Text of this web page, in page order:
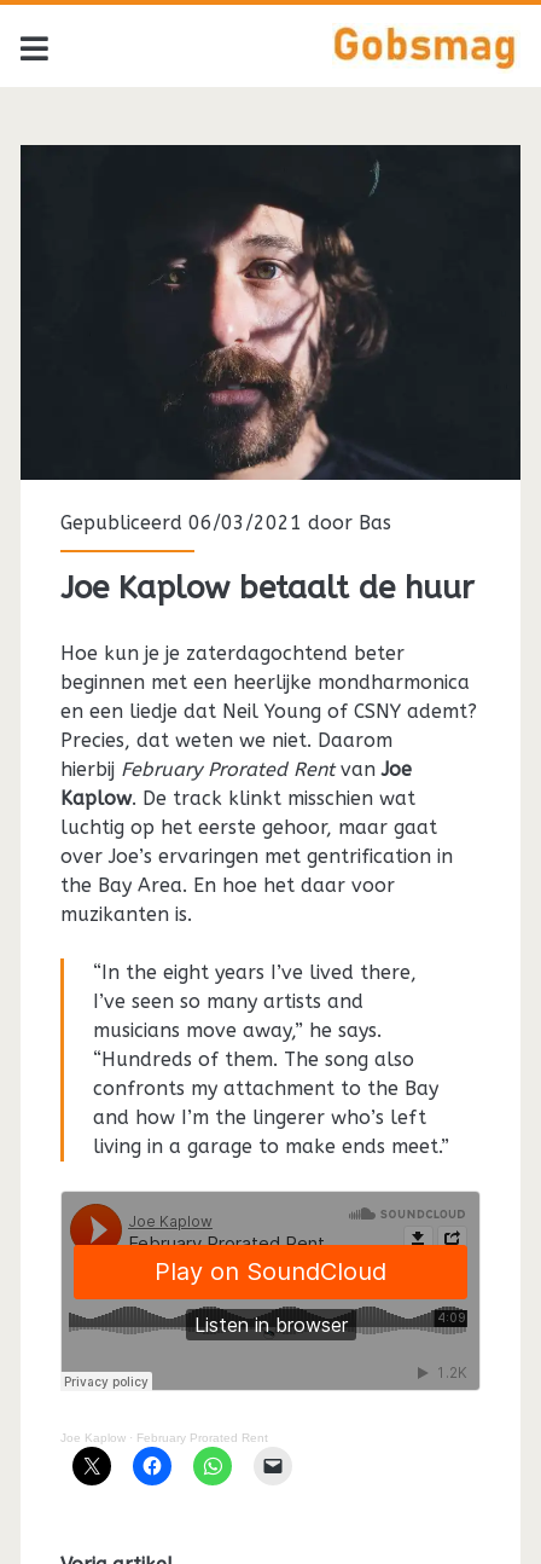
Gepubliceerd 06/03/2021 door Bas
Joe Kaplow betaalt de huur
Hoe kun je je zaterdagochtend beter
beginnen met een heerlijke mondharmonica
en een liedje dat Neil Young of CSNY ademt?
Precies, dat weten we niet. Daarom
hierbij February Prorated RentvanJoe
Kaplow. De track klinkt misschien wat
luchtig op het eerste gehoor, maar gaat
over Joe’s ervaringen met gentrification in
the Bay Area. En hoe het daar voor
muzikanten is.
“In the eight years I’ve lived there,
I’ve seen so many artists and
musicians move away,” he says.
“Hundreds of them. The song also
confronts my attachment to the Bay
and how I’m the lingerer who’s left
living in a garage to make ends meet.”
Joe Kaplow· February Prorated Rent